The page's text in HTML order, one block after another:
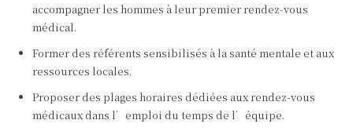
accompagner les hommes à leur premier rendez‑vous
médical.
Former des référents sensibilisés à la santé mentale et aux
ressources locales.
Proposer des plages horaires dédiées aux rendez‑vous
médicaux dans l’emploi du temps de l’équipe.